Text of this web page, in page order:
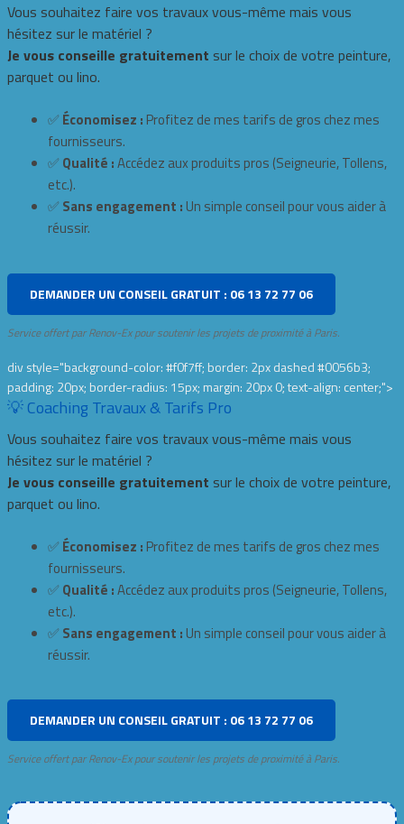
Vous souhaitez faire vos travaux vous-même mais vous
hésitez sur le matériel ?
Je vous conseille gratuitement sur le choix de votre peinture,
parquet ou lino.
✅ Économisez : Profitez de mes tarifs de gros chez mes
fournisseurs.
✅ Qualité :Accédez aux produits pros (Seigneurie, Tollens,
etc.).
✅ Sans engagement : Un simple conseil pour vous aider à
réussir.
DEMANDER UN CONSEIL GRATUIT : 06 13 72 77 06
Service offert par Renov-Ex pour soutenir les projets de proximité à Paris.
div style="background-color: #f0f7ff; border: 2px dashed #0056b3;
padding: 20px; border-radius: 15px; margin: 20px 0; text-align: center;">
💡 Coaching Travaux & Tarifs Pro
Vous souhaitez faire vos travaux vous-même mais vous
hésitez sur le matériel ?
Je vous conseille gratuitement sur le choix de votre peinture,
parquet ou lino.
✅ Économisez : Profitez de mes tarifs de gros chez mes
fournisseurs.
✅ Qualité :Accédez aux produits pros (Seigneurie, Tollens,
etc.).
✅ Sans engagement : Un simple conseil pour vous aider à
réussir.
DEMANDER UN CONSEIL GRATUIT : 06 13 72 77 06
Service offert par Renov-Ex pour soutenir les projets de proximité à Paris.